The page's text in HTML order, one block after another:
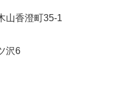
山香澄町35-1
沢6